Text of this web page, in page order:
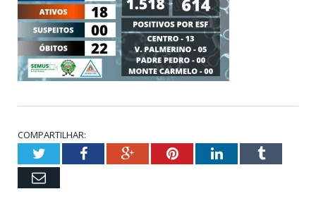
COMPARTILHAR:
TwitterFacebookGoogle+PinterestLinkedInTumblr
Email